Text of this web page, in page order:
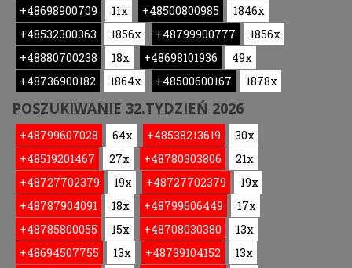
+48698900709
11x +48500800985
1846x
+48532300363
1856x +48799900777
1856x
+48880700238
18x +48698101936
49x
+48736900182
1864x +48500600167 1878x
POSZUKIWANIE 32.TYDZIEŃ 2026
+48799607028 64x +48538213619
30x
+48519201467
27x +48780303806
21x
+48727702379
19x +48727702379
19x
+48787904091
18x +48799606449
17x
+48785800055
15x +48708030380
13x
+48694507755
13x +48739104152
13x